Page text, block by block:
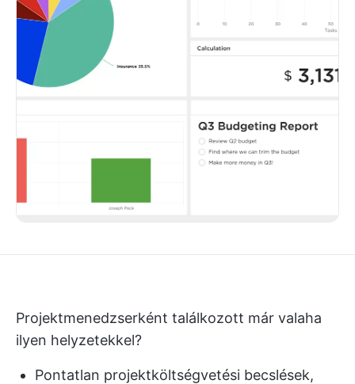
Projektmenedzserként találkozott már valaha
ilyen helyzetekkel?
Pontatlan projektköltségvetési becslések,